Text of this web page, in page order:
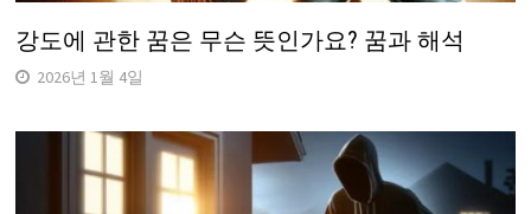
강도에 관한 꿈은 무슨 뜻인가요? 꿈과 해석
2026년 1월 4일